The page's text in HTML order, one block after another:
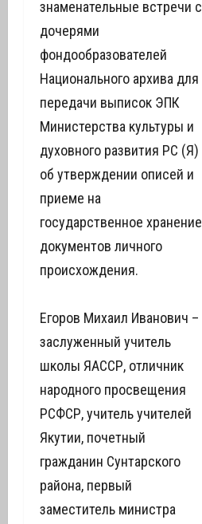
знаменательные встречи с
дочерями
фондообразователей
Национального архива для
передачи выписок ЭПК
Министерства культуры и
духовного развития РС (Я)
об утверждении описей и
приеме на
государственное хранение
документов личного
происхождения.
Егоров Михаил Иванович –
заслуженный учитель
школы ЯАССР, отличник
народного просвещения
РСФСР, учитель учителей
Якутии, почетный
гражданин Сунтарского
района, первый
заместитель министра